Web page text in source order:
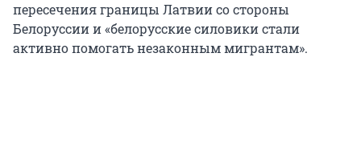
пересечения границы Латвии со стороны
Белоруссии и «белорусские силовики стали
активно помогать незаконным мигрантам».